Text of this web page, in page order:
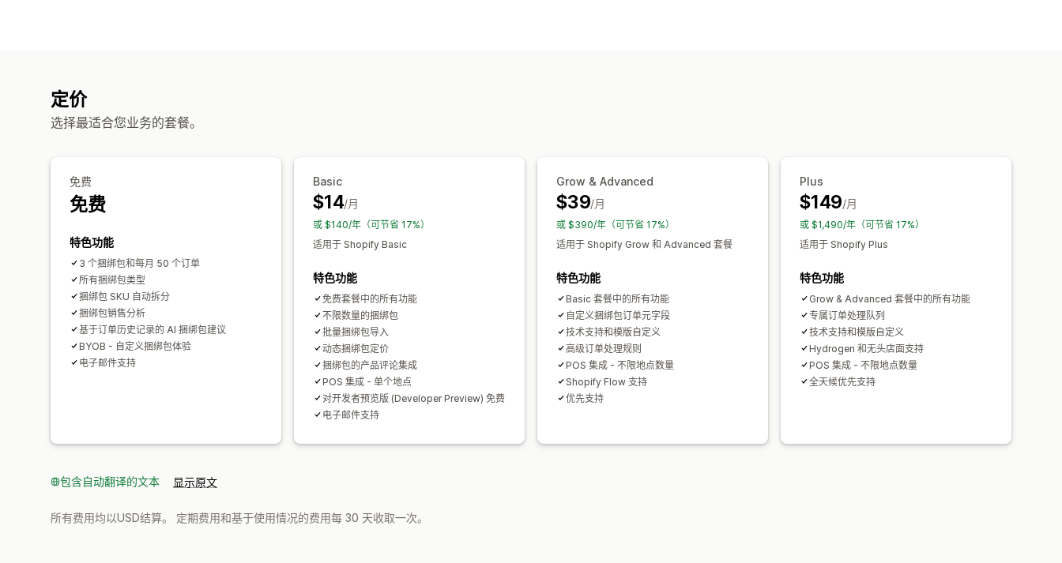
数量折扣
优先处理
点击率 转化率
定价
选择最适合您业务的套餐。
免费
免费
特色功能
3 个捆绑包和每月 50 个订单
所有捆绑包类型
捆绑包 SKU 自动拆分
捆绑包销售分析
基于订单历史记录的 AI 捆绑包建议
BYOB - 自定义捆绑包体验
电子邮件支持
Basic
$14/月
或 $140/年（可节省 17%）
适用于 Shopify Basic
特色功能
免费套餐中的所有功能
不限数量的捆绑包
批量捆绑包导入
动态捆绑包定价
捆绑包的产品评论集成
POS 集成 - 单个地点
对开发者预览版 (Developer Preview) 免费
电子邮件支持
Grow & Advanced
$39/月
或 $390/年（可节省 17%）
适用于 Shopify Grow 和 Advanced 套餐
特色功能
Basic 套餐中的所有功能
自定义捆绑包订单元字段
技术支持和模版自定义
高级订单处理规则
POS 集成 - 不限地点数量
Shopify Flow 支持
优先支持
Plus
$149/月
或 $1,490/年（可节省 17%）
适用于 Shopify Plus
特色功能
Grow & Advanced 套餐中的所有功能
专属订单处理队列
技术支持和模版自定义
Hydrogen 和无头店面支持
POS 集成 - 不限地点数量
全天候优先支持
包含自动翻译的文本 显示原文
所有费用均以USD结算。 定期费用和基于使用情况的费用每 30 天收取一次。